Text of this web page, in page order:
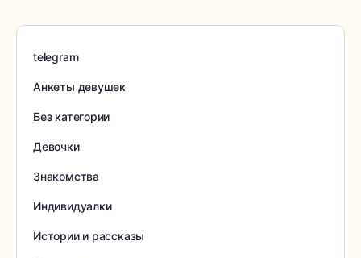
telegram
Анкеты девушек
Без категории
Девочки
Знакомства
Индивидуалки
Истории и рассказы